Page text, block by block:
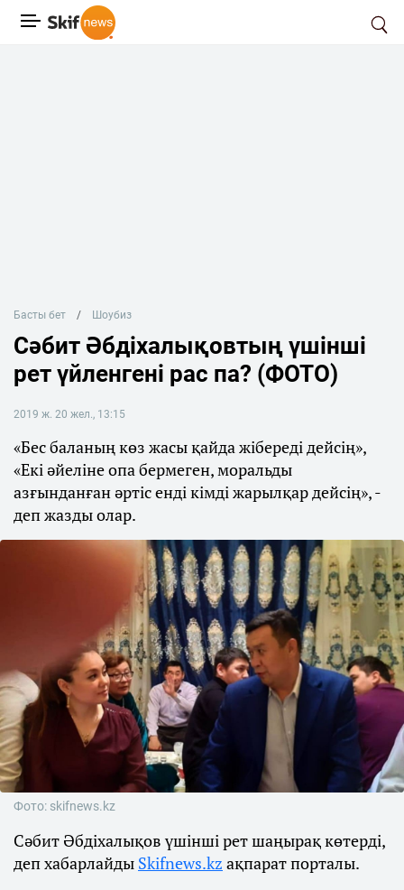
Басты бет Шоубиз
Сәбит Әбдіхалықовтың үшінші
рет үйленгені рас па? (ФОТО)
2019 ж. 20 жел., 13:15
«Бес баланың көз жасы қайда жібереді дейсің»,
«Екі әйеліне опа бермеген, моральды
азғынданған әртіс енді кімді жарылқар дейсің», -
деп жазды олар.
Фото: skifnews.kz
Сәбит Әбдіхалықов үшінші рет шаңырақ көтерді,
деп хабарлайды Skifnews.kz ақпарат порталы.